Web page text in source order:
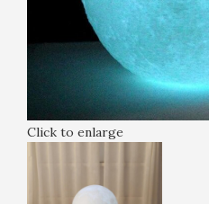
Click to enlarge